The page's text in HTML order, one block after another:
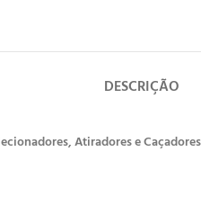
DESCRIÇÃO
Atiradores e